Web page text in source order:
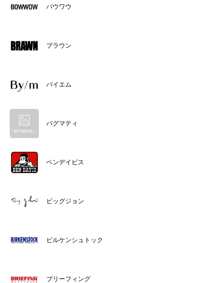
バウワウ
ブラウン
バイエム
バグマティ
ベンデイビス
ビッグジョン
ビルケンシュトック
ブリーフィング